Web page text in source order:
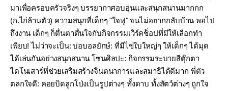
มาเพื่อครอบครัวจริงๆ บรรยากาศอบอุ่นและสนุกสนานมากกก
(ก.ไก่ล้านตัว) ความสนุกที่เด็กๆ "ใจฟู" จนไม่อยากกลับบ้าน พอไป
ถึงงาน เด็กๆ ก็ตื่นตาตื่นใจกับกิจกรรมเวิร์คช็อปที่มีให้เลือกทำ
เพียบ! ไม่ว่าจะเป็น: บ่อบอลยักษ์: ที่มีไข่ใบใหญ่ๆ ให้เด็กๆ ได้มุด
ได้เล่นกันอย่างสนุกสนาน โซนศิลปะ: กิจกรรมระบายสีตุ๊กตา
ไดโนเสาร์ที่ช่วยเสริมสร้างจินตนาการและสมาธิได้ดีมาก พี่ตัว
ตลกใจดี: คอยบิดลูกโป่งเป็นรูปต่างๆ ทั้งดาบ ทั้งสัตว์ต่างๆ ถูกใจ